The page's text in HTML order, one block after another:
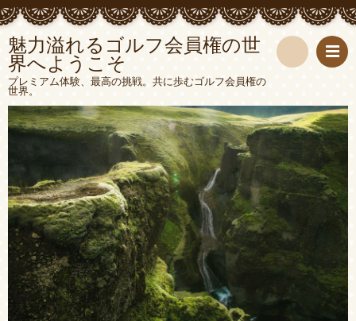
魅力溢れるゴルフ会員権の世
界へようこそ
プレミアム体験、最高の挑戦。共に歩むゴルフ会員権の
世界。
索